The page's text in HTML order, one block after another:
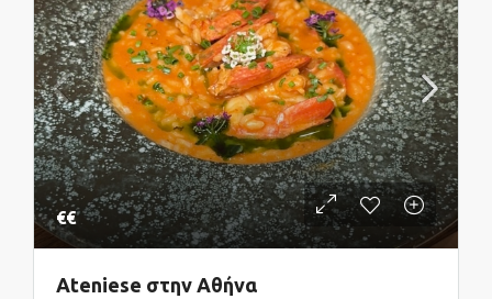
€€
Ateniese στην Αθήνα